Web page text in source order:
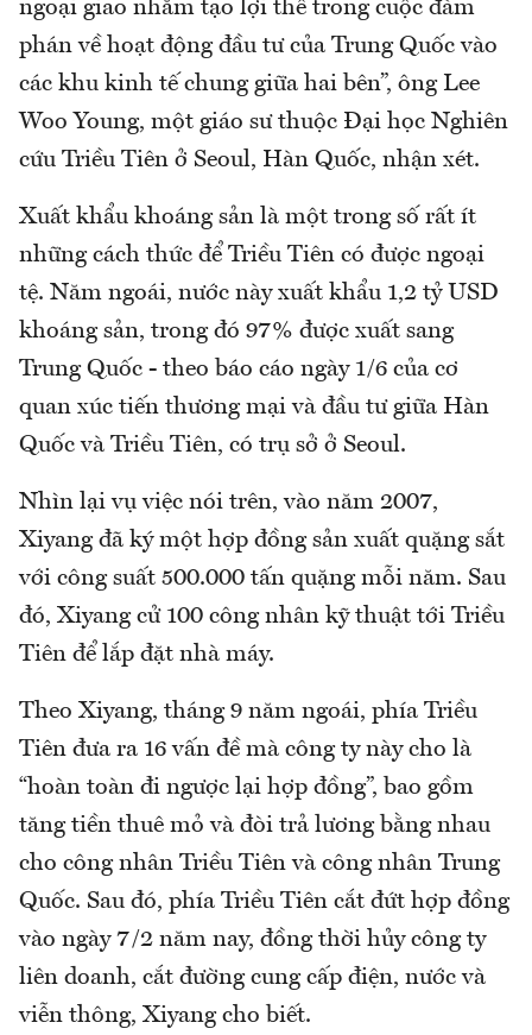
ngoại giao nhằm tạo lợi thế trong cuộc đàm
phán về hoạt động đầu tư của Trung Quốc vào
các khu kinh tế chung giữa hai bên”, ông Lee
Woo Young, một giáo sư thuộc Đại học Nghiên
cứu Triều Tiên ở Seoul, Hàn Quốc, nhận xét.
Xuất khẩu khoáng sản là một trong số rất ít
những cách thức để Triều Tiên có được ngoại
tệ. Năm ngoái, nước này xuất khẩu 1,2 tỷ USD
khoáng sản, trong đó 97% được xuất sang
Trung Quốc - theo báo cáo ngày 1/6 của cơ
quan xúc tiến thương mại và đầu tư giữa Hàn
Quốc và Triều Tiên, có trụ sở ở Seoul.
Nhìn lại vụ việc nói trên, vào năm 2007,
Xiyang đã ký một hợp đồng sản xuất quặng sắt
với công suất 500.000 tấn quặng mỗi năm. Sau
đó, Xiyang cử 100 công nhân kỹ thuật tới Triều
Tiên để lắp đặt nhà máy.
Theo Xiyang, tháng 9 năm ngoái, phía Triều
Tiên đưa ra 16 vấn đề mà công ty này cho là
“hoàn toàn đi ngược lại hợp đồng”, bao gồm
tăng tiền thuê mỏ và đòi trả lương bằng nhau
cho công nhân Triều Tiên và công nhân Trung
Quốc. Sau đó, phía Triều Tiên cắt đứt hợp đồng
vào ngày 7/2 năm nay, đồng thời hủy công ty
liên doanh, cắt đường cung cấp điện, nước và
viễn thông, Xiyang cho biết.